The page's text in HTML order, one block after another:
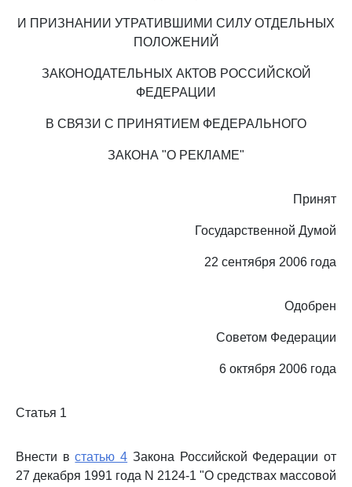
И ПРИЗНАНИИ УТРАТИВШИМИ СИЛУ ОТДЕЛЬНЫХ
ПОЛОЖЕНИЙ
ЗАКОНОДАТЕЛЬНЫХ АКТОВ РОССИЙСКОЙ
ФЕДЕРАЦИИ
В СВЯЗИ С ПРИНЯТИЕМ ФЕДЕРАЛЬНОГО
ЗАКОНА "О РЕКЛАМЕ"
Принят
Государственной Думой
22 сентября 2006 года
Одобрен
Советом Федерации
6 октября 2006 года
Статья 1
Внести встатью 4 Закона Российской Федерации от
27 декабря 1991 года N 2124-1 "О средствах массовой